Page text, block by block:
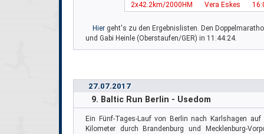
2x42.2km/2000HM Vera Eskes
Hier geht's zu den Ergebnislisten. Den
und Gabi Heinle (Oberstaufen/GER) in 11:44:24.
27.07.2017
9. Baltic Run Berlin - Usedom
Ein Fünf-Tages-Lauf von Berlin nach Karlshagen
Kilometer durch Brandenburg und Mecklenburg-